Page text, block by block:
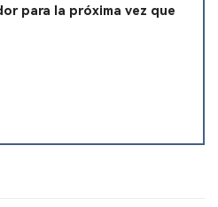
para la próxima vez que